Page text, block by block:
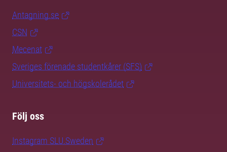
Antagning.se
CSN
Mecenat
Sveriges förenade studentkårer (SFS)
Universitets- och högskolerådet
Följ oss
Instagram SLU.Sweden